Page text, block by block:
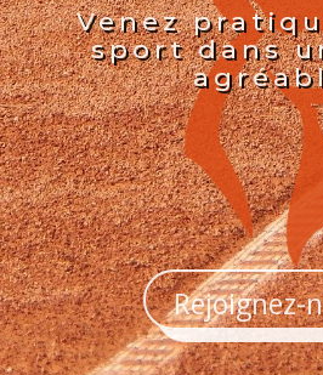
Venez
sport dans
Rejoignez-